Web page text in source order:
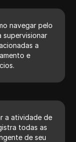
navegar pelo
supervisionar
a
e
a atividade de
todas as
de seu